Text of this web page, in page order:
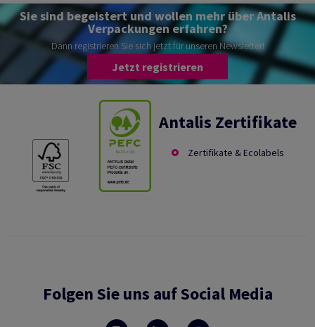
Sie sind begeistert und wollen mehr über Antalis
Verpackungen erfahren?
Dann registrieren Sie sich jetzt für unseren Newsletter!
Jetzt registrieren
Antalis Zertifikate
Zertifikate & Ecolabels
Folgen Sie uns auf Social Media